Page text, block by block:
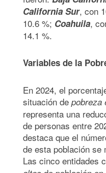
California Sur, con
10.6 %; Coahuila,
14.1 %.
Variables de la
En 2024, el
situación de pobreza
representa una
de personas entre
destaca que el
de esta población se
Las cinco entidades